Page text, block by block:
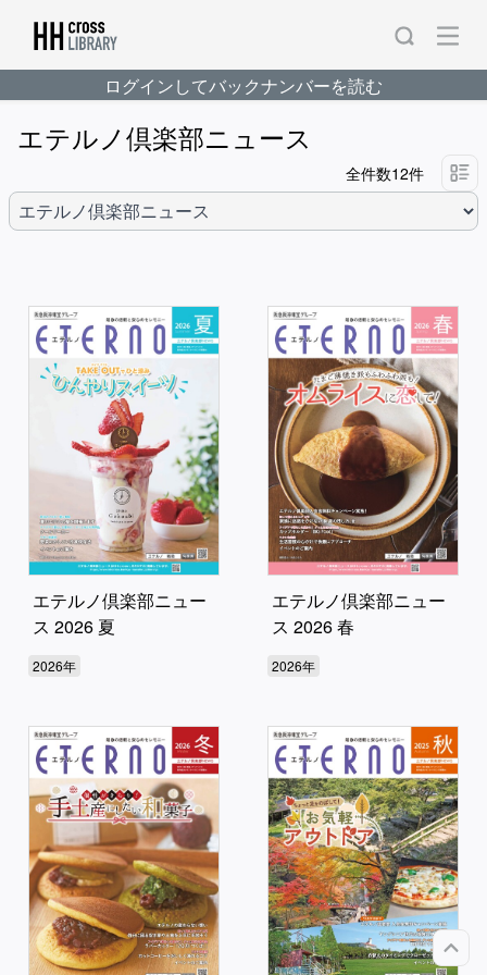
エテルノ倶楽部ニュース
全件数12件
エテルノ倶楽部ニュー
ス 2026 夏
2026年
エテルノ倶楽部ニュー
ス 2026 春
2026年
ログインしてバックナンバーを読む